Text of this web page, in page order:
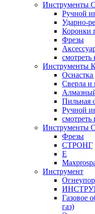
Инструменты
Ручной
Коронки
Фрезы
смотреть
Инструменты
Оснастка
Сверла и
Пильная
Ручной
смотреть
Инструменты
Фрезы
СТРОНГ
Е
Инструмент
Газовое
газ)